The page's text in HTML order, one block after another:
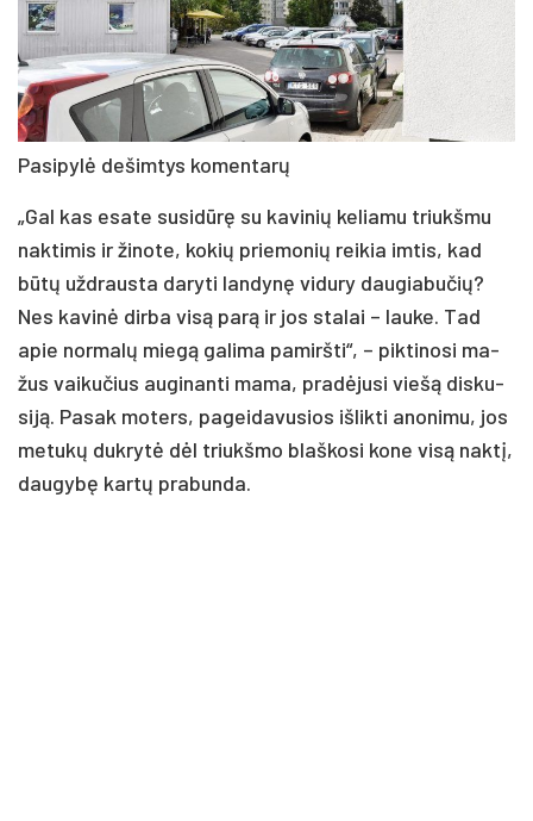
Pa­si­py­lė de­šim­tys ko­men­ta­rų
„Gal kas esa­te su­si­dū­rę su ka­vi­nių ke­lia­mu triukš­mu
nak­ti­mis ir ži­no­te, ko­kių prie­mo­nių rei­kia im­tis, kad
bū­tų už­draus­ta da­ry­ti lan­dy­nę vi­du­ry dau­gia­bu­čių?
Nes ka­vi­nė dir­ba vi­są pa­rą ir jos sta­lai – lau­ke. Tad
apie nor­ma­lų mie­gą ga­li­ma pa­mirš­ti“, – pik­ti­no­si ma­
žus vai­ku­čius au­gi­nan­ti ma­ma, pra­dė­ju­si vie­šą dis­ku­
si­ją. Pa­sak mo­ters, pa­gei­da­vu­sios iš­lik­ti ano­ni­mu, jos
me­tu­kų duk­ry­tė dėl triukš­mo blaš­ko­si ko­ne vi­są nak­tį,
dau­gy­bę kar­tų pra­bun­da.